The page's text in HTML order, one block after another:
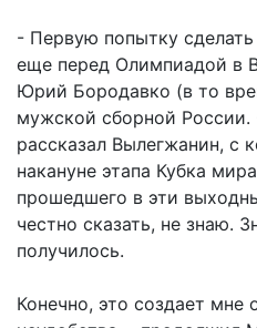
- Первую попытку
еще перед Олимпиадой в
Юрий Бородавко (в то
мужской сборной
рассказал Вылегжанин,
накануне этапа Кубка
прошедшего в эти
честно сказать, не знаю.
получилось.
Конечно, это создает мне